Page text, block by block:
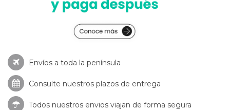
Envíos a toda la península
Consulte nuestros plazos de entrega
Todos nuestros envios viajan de forma segura